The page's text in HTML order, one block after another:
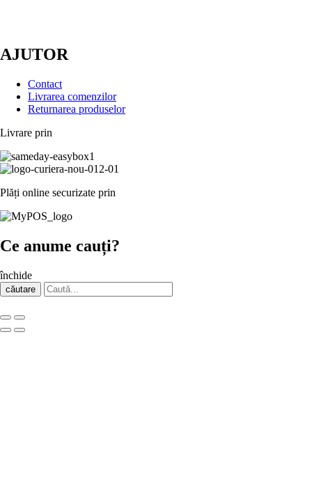
AJUTOR
Contact
Livrarea comenzilor
Returnarea produselor
Livrare prin
Plăți online securizate prin
Ce anume cauți?
închide
căutare